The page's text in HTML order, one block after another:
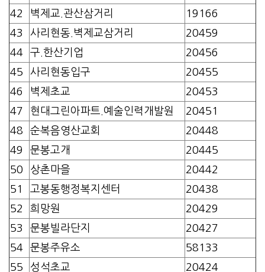
42
벽제교.관산삼거리
19166
43
사리현동.벽제교삼거리
20459
44
구.한산기업
20456
45
사리현동입구
20455
46
벽제초교
20453
47
현대그린아파트.예술인력개발원
20451
48
순복음영산교회
20448
49
문봉고개
20445
50
상촌마을
20442
51
고봉동행정복지센터
20438
52
희망원
20429
53
문봉빌라단지
20427
54
문봉주유소
58133
55
성석초교
20424